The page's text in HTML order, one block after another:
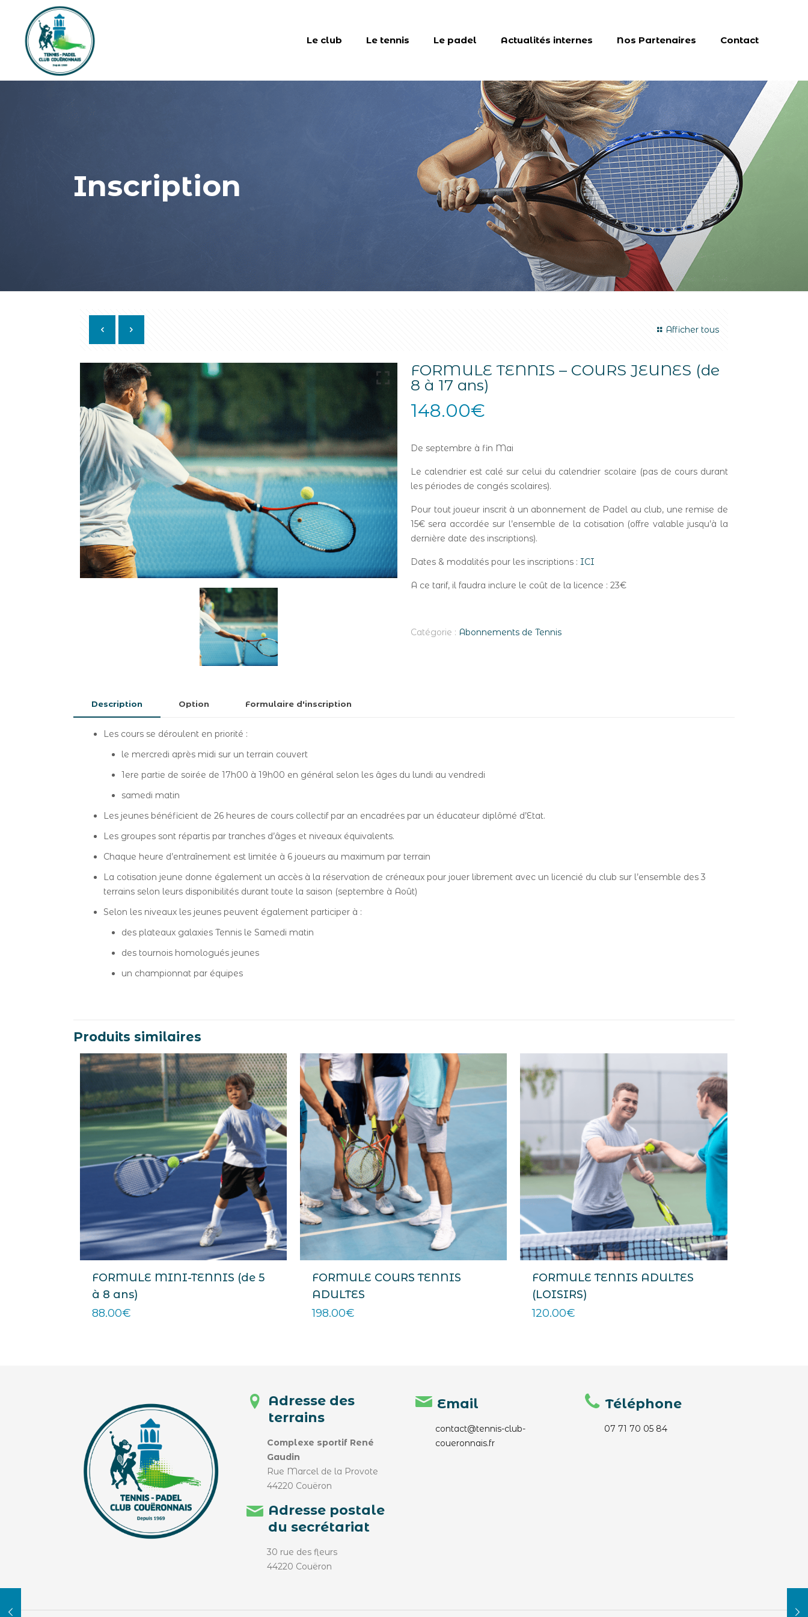
Le club Le tennis Le padel Actualités internes Nos Partenaires Contact
Inscription
Afficher tous
FORMULE TENNIS – COURS JEUNES (de
8 à 17 ans)
148.00€
De septembre à fin Mai
Le calendrier est calé sur celui du calendrier scolaire (pas de cours durant
les périodes de congés scolaires).
Pour tout joueur inscrit à un abonnement de Padel au club, une remise de
15€ sera accordée sur l’ensemble de la cotisation (offre valable jusqu’à la
dernière date des inscriptions).
Dates & modalités pour les inscriptions : ICI
A ce tarif, il faudra inclure le coût de la licence : 23€
Catégorie : Abonnements de Tennis
Description Option Formulaire d'inscription
Les cours se déroulent en priorité :
le mercredi après midi sur un terrain couvert
1ere partie de soirée de 17h00 à 19h00 en général selon les âges du lundi au vendredi
samedi matin
Les jeunes bénéficient de 26 heures de cours collectif par an encadrées par un éducateur diplômé d’Etat.
Les groupes sont répartis par tranches d’âges et niveaux équivalents.
Chaque heure d’entraînement est limitée à 6 joueurs au maximum par terrain
La cotisation jeune donne également un accès à la réservation de créneaux pour jouer librement avec un licencié du club sur l’ensemble des 3
terrains selon leurs disponibilités durant toute la saison (septembre à Août)
Selon les niveaux les jeunes peuvent également participer à :
des plateaux galaxies Tennis le Samedi matin
des tournois homologués jeunes
un championnat par équipes
Produits similaires
FORMULE MINI-TENNIS (de 5
à 8 ans)
88.00€
FORMULE COURS TENNIS
ADULTES
198.00€
FORMULE TENNIS ADULTES
(LOISIRS)
120.00€
Adresse des
terrains
Complexe sportif René
Gaudin
Rue Marcel de la Provote
44220 Couëron
Adresse postale
du secrétariat
30 rue des fleurs
44220 Couëron
Email
contact@tennis-club-
coueronnais.fr
Téléphone
07 71 70 05 84